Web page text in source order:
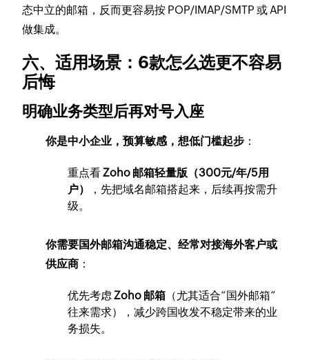
态中立的邮箱，反而更容易按 POP/IMAP/SMTP 或 API
做集成。
六、适用场景：6款怎么选更不容易
后悔
明确业务类型后再对号入座
你是中小企业，预算敏感，想低门槛起步 ：
重点看Zoho 邮箱轻量版（300元/年/5用
户）
，先把域名邮箱搭起来，后续再按需升
级。
你需要国外邮箱沟通稳定、经常对接海外客户或
供应商 ：
优先考虑Zoho 邮箱 （尤其适合“国外邮箱”
往来需求），减少跨国收发不稳定带来的业
务损失。